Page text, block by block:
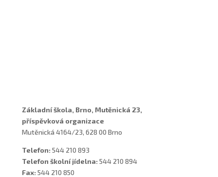
Základní škola, Brno, Mutěnická 23,
příspěvková organizace
Mutěnická 4164/23, 628 00 Brno
Telefon: 544 210 893
Telefon školní jídelna: 544 210 894
Fax: 544 210 850